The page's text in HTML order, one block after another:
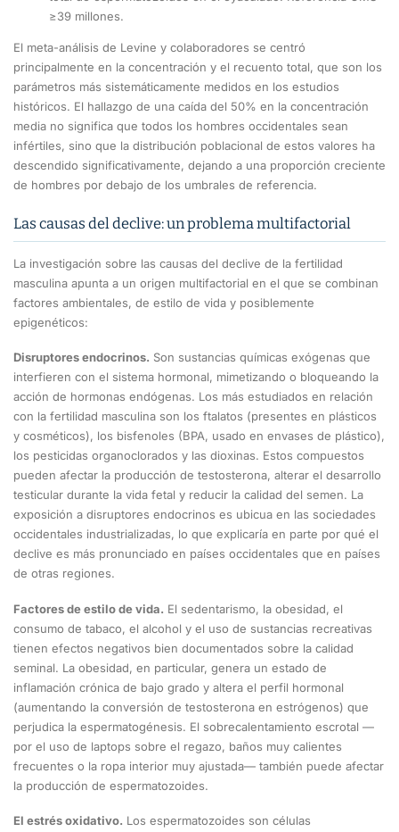
≥39 millones.
El meta-análisis de Levine y colaboradores se centró
principalmente en la concentración y el recuento total, que son los
parámetros más sistemáticamente medidos en los estudios
históricos. El hallazgo de una caída del 50% en la concentración
media no significa que todos los hombres occidentales sean
infértiles, sino que la distribución poblacional de estos valores ha
descendido significativamente, dejando a una proporción creciente
de hombres por debajo de los umbrales de referencia.
Las causas del declive: un problema multifactorial
La investigación sobre las causas del declive de la fertilidad
masculina apunta a un origen multifactorial en el que se combinan
factores ambientales, de estilo de vida y posiblemente
epigenéticos:
Disruptores endocrinos. Son sustancias químicas exógenas que
interfieren con el sistema hormonal, mimetizando o bloqueando la
acción de hormonas endógenas. Los más estudiados en relación
con la fertilidad masculina son los ftalatos (presentes en plásticos
y cosméticos), los bisfenoles (BPA, usado en envases de plástico),
los pesticidas organoclorados y las dioxinas. Estos compuestos
pueden afectar la producción de testosterona, alterar el desarrollo
testicular durante la vida fetal y reducir la calidad del semen. La
exposición a disruptores endocrinos es ubicua en las sociedades
occidentales industrializadas, lo que explicaría en parte por qué el
declive es más pronunciado en países occidentales que en países
de otras regiones.
Factores de estilo de vida. El sedentarismo, la obesidad, el
consumo de tabaco, el alcohol y el uso de sustancias recreativas
tienen efectos negativos bien documentados sobre la calidad
seminal. La obesidad, en particular, genera un estado de
inflamación crónica de bajo grado y altera el perfil hormonal
(aumentando la conversión de testosterona en estrógenos) que
perjudica la espermatogénesis. El sobrecalentamiento escrotal —
por el uso de laptops sobre el regazo, baños muy calientes
frecuentes o la ropa interior muy ajustada— también puede afectar
la producción de espermatozoides.
El estrés oxidativo. Los espermatozoides son células